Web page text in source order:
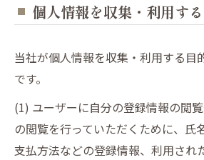
個人情報を収集・利用す
当社が個人情報を収集・利用する目
です。
(1) ユーザーに自分の登録情報の閲
の閲覧を行っていただくために、氏
支払方法などの登録情報、利用され